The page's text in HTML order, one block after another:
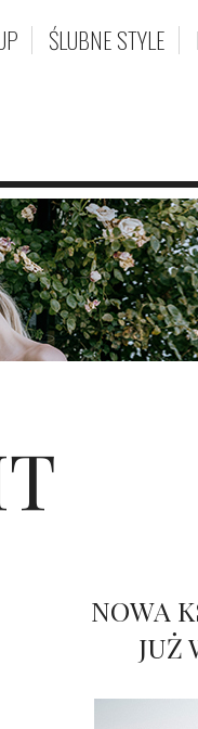
ŚLUBNE STYLE
NOWA
JUŻ